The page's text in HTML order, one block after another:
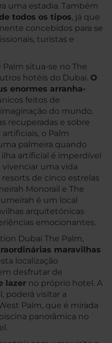
uma estadia. Também
todos os tipos, já que
concebidos para se
turistas e
situa-se no The
hotéis do Dubai. O
enormes arranha-
feitos de
do mundo.
recuperadas e sobre
o Palm
palmeira quando
artificial é imperdível
vivenciar uma vida
de cinco estrelas
Monorail e The
é um local
arquitetónicas
emocionantes.
Dubai The Palm,
maravilhas
localização
desfrutar de
lazer no próprio hotel. A
poderá visitar a
Palm, que é mirada
panorâmica no